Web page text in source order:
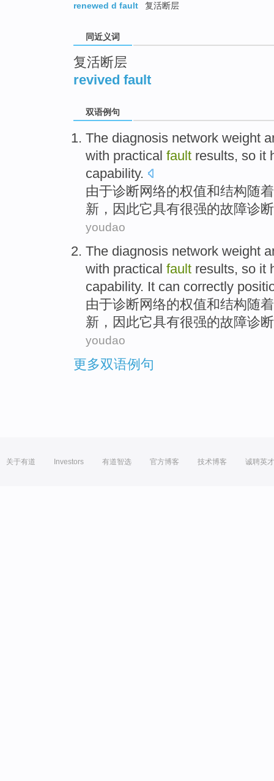
renewed d fault
复活断层
同近义词
复活断层
revived fault
双语例句
The diagnosis network weight
with practical fault results, so it
capability.
由于诊断网络的权值和结构随着
新， 因此它具有很强的故障诊
youdao
The diagnosis network weight
with practical fault results, so it
capability. It can correctly
由于诊断网络的权值和结构随着
新， 因此它具有很强的故障诊
youdao
更多双语例句
关于有道 Investors 有道智选 官方博客 技术博客 诚聘英才